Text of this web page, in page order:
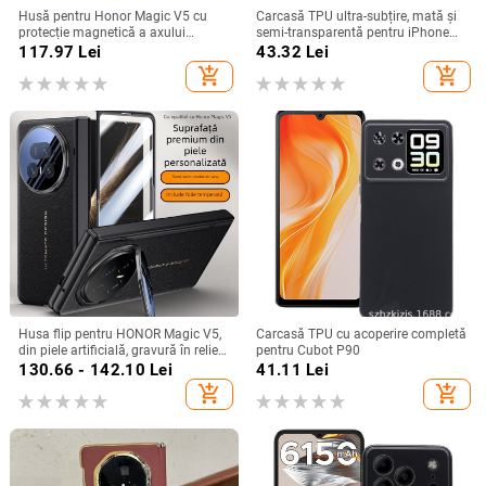
Husă pentru Honor Magic V5 cu
protecție magnetică a axului
central, acoperire completă a
electroplacare, protecție anti-cădere
117.97 Lei
add_shopping_cart
Carcasă TPU ultra-subțire, mată și
semi-transparentă pentru iPhone
11/12/14/15/16/17 Pro Max,
protecție împotriva căderilor, anti-
amprente
43.32 Lei
add_shopping_cart
Husa flip pentru HONOR Magic V5,
din piele artificială, gravură în relief,
stil Ins, anti-cadere
130.66 - 142.10 Lei
add_shopping_cart
Carcasă TPU cu acoperire completă
pentru Cubot P90
41.11 Lei
add_shopping_cart